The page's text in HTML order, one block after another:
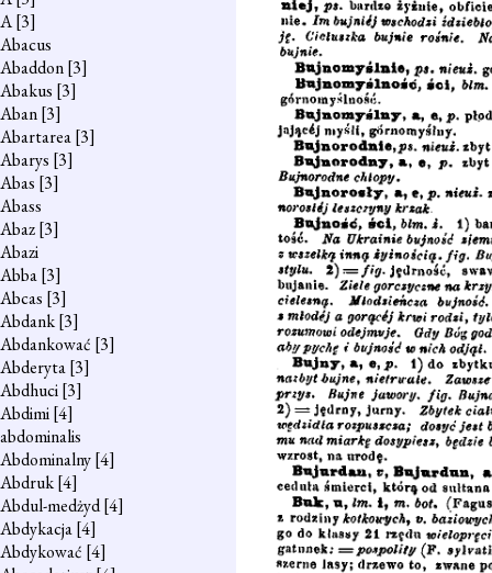
A[3]
Abacus
Abaddon[3]
Abakus [3]
Aban[3]
Abartarea[3]
Abarys [3]
Abas [3]
Abass
Abaz[3]
Abazi
Abba[3]
Abcas [3]
Abdank[3]
Abdankować [3]
Abderyta[3]
Abdhuci[3]
Abdimi[4]
abdominalis
Abdominalny[4]
Abdruk[4]
Abdul-medżyd[4]
Abdykacja[4]
Abdykować [4]